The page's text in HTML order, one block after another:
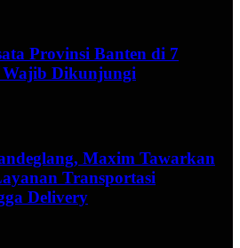
Provinsi Banten di 7
Wajib Dikunjungi
Maxim Tawarkan
Transportasi
Delivery